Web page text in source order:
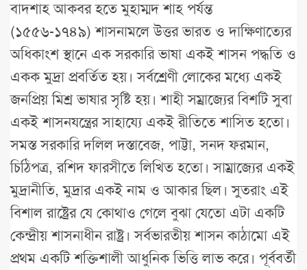
বাদশাহ আকবর হতে মুহাম্মদ শাহ পর্যন্ত
(১৫৫৬-১৭৪৯) শাসনামলে উত্তর ভারত ও দাক্ষিণাত্যের
অধিকাংশ স্থানে এক সরকারি ভাষা একই শাসন পদ্ধতি ও
একক মুদ্রা প্রবর্তিত হয়। সর্বশ্রেণী লোকের মধ্যে একই
জনপ্রিয় মিশ্র ভাষার সৃষ্টি হয়। শাহী সম্রাজ্যের বিশটি সুবা
একই শাসনযন্ত্রের সাহায্যে একই রীতিতে শাসিত হতো।
সমস্ত সরকারি দলিল দস্তাবেজ, পাট্টা, সনদ ফরমান,
চিঠিপত্র, রশিদ ফারসীতে লিখিত হতো। সাম্রাজ্যের একই
মুদ্রানীতি, মুদ্রার একই নাম ও আকার ছিল। সুতরাং এই
বিশাল রাষ্ট্রের যে কোথাও গেলে বুঝা যেতো এটা একটি
কেন্দ্রীয় শাসনাধীন রাষ্ট্র। সর্বভারতীয় শাসন কাঠামো এই
প্রথম একটি শক্তিশালী আধুনিক ভিত্তি লাভ করে। পূর্ববর্তী